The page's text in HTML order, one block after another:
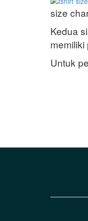
size
Kedua
Untuk